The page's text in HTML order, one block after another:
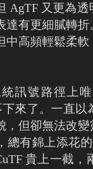
AgTF 又更為
達有更細膩轉
中高頻輕鬆柔
訊號路徑上
下來了。一直
，但卻無法改
總有錦上添花
貴上一截